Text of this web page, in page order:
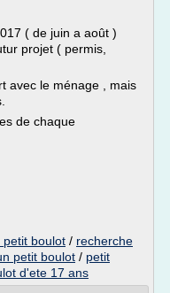
( de juin a août )
projet ( permis,
avec le ménage , mais
de chaque
boulot / recherche
petit boulot / petit
d'ete 17 ans